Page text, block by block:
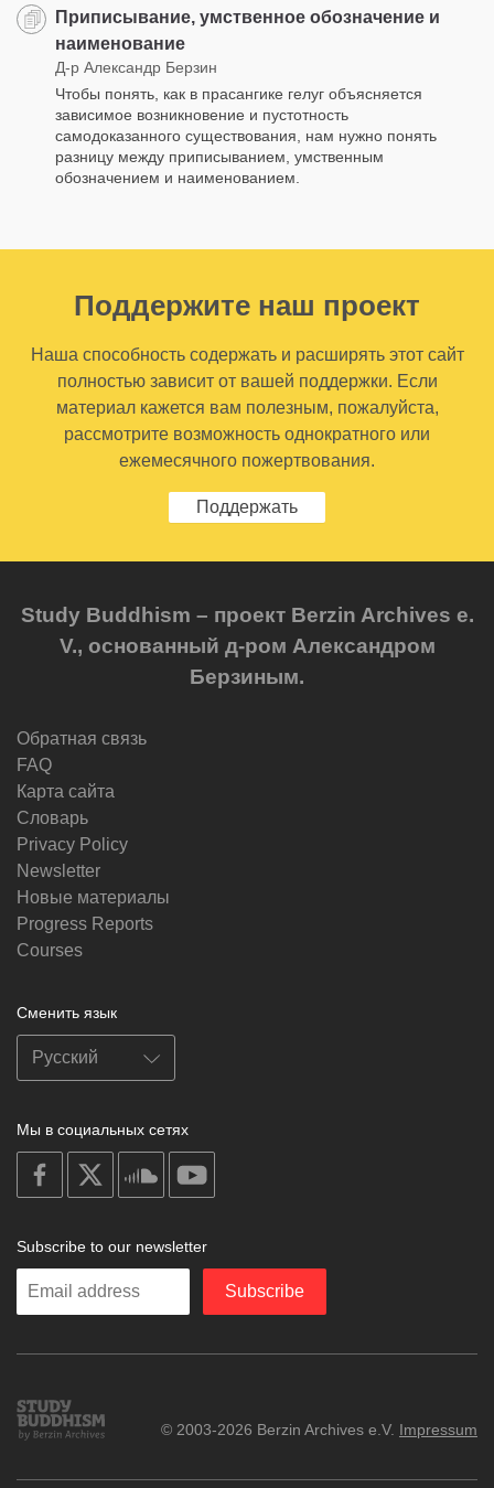
Приписывание, умственное обозначение и
наименование
Д-р Александр Берзин
Чтобы понять, как в прасангике гелуг объясняется
зависимое возникновение и пустотность
самодоказанного существования, нам нужно понять
разницу между приписыванием, умственным
обозначением и наименованием.
Поддержите наш проект
Наша способность содержать и расширять этот сайт
полностью зависит от вашей поддержки. Если
материал кажется вам полезным, пожалуйста,
рассмотрите возможность однократного или
ежемесячного пожертвования.
Поддержать
Study Buddhism – проект Berzin Archives e.
V., основанный д-ром Александром
Берзиным.
Обратная связь
FAQ
Карта сайта
Словарь
Privacy Policy
Newsletter
Новые материалы
Progress Reports
Courses
Сменить язык
Мы в социальных сетях
on
facebook
soundcloud
Subscribe to our newsletter
Enter
Subscribe
Study
Buddhism
© 2003-2026 Berzin Archives e.V. Impressum